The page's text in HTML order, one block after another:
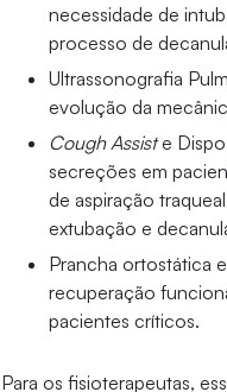
necessidade de
processo de
Ultrassonografia
evolução da
Cough Assiste
secreções em
de aspiração
extubação e
Prancha ortostática
recuperação
pacientes críticos.
Para os fisioterapeutas,